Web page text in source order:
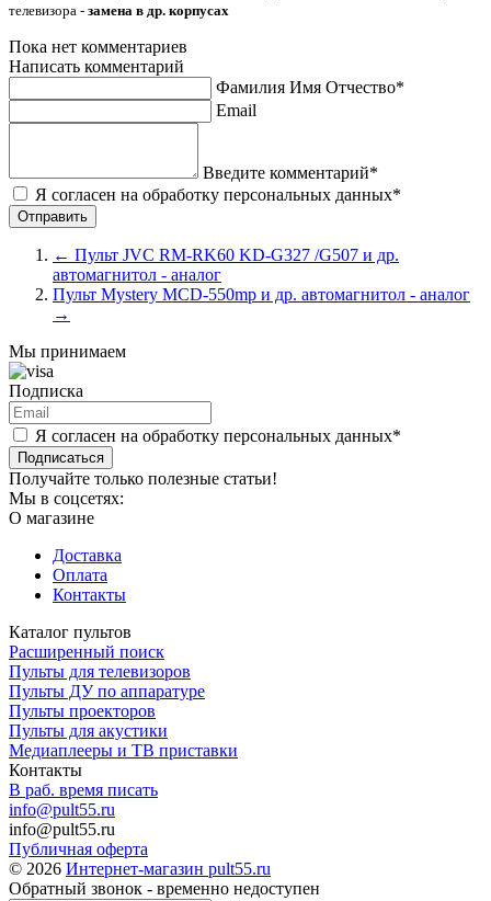
телевизора - замена в др. корпусах
Пока нет комментариев
Написать комментарий
Фамилия Имя Отчество*
Email
Введите комментарий*
Я согласен на обработку персональных данных*
← Пульт JVC RM-RK60 KD-G327 /G507 и др.
автомагнитол - аналог
Пульт Mystery MCD-550mp и др. автомагнитол - аналог
→
Мы принимаем
Подписка
Я согласен на обработку персональных данных*
Подписаться
Получайте только полезные статьи!
Мы в соцсетях:
О магазине
Доставка
Оплата
Контакты
Каталог пультов
Расширенный поиск
Пульты для телевизоров
Пульты ДУ по аппаратуре
Пульты проекторов
Пульты для акустики
Медиаплееры и ТВ приставки
Контакты
В раб. время писать
info@pult55.ru
info@pult55.ru
Публичная оферта
© 2026 Интернет-магазин pult55.ru
Обратный звонок - временно недоступен